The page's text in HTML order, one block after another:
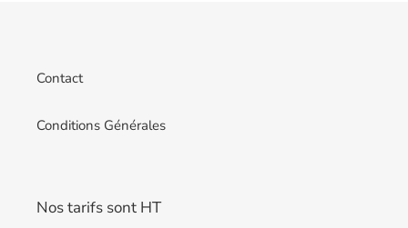
Contact
Conditions Générales
Nos tarifs sont HT